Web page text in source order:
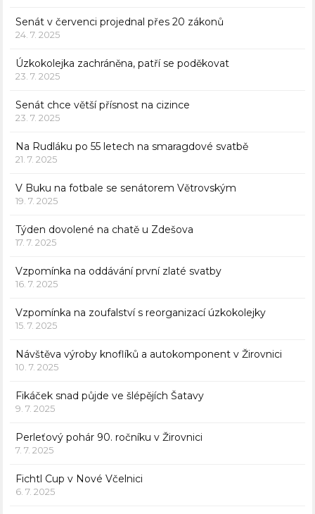
Senát v červenci projednal přes 20 zákonů
24. 7. 2025
Úzkokolejka zachráněna, patří se poděkovat
23. 7. 2025
Senát chce větší přísnost na cizince
23. 7. 2025
Na Rudláku po 55 letech na smaragdové svatbě
21. 7. 2025
V Buku na fotbale se senátorem Větrovským
19. 7. 2025
Týden dovolené na chatě u Zdešova
17. 7. 2025
Vzpomínka na oddávání první zlaté svatby
16. 7. 2025
Vzpomínka na zoufalství s reorganizací úzkokolejky
15. 7. 2025
Návštěva výroby knoflíků a autokomponent v Žirovnici
10. 7. 2025
Fikáček snad půjde ve šlépějích Šatavy
9. 7. 2025
Perleťový pohár 90. ročníku v Žirovnici
7. 7. 2025
Fichtl Cup v Nové Včelnici
6. 7. 2025